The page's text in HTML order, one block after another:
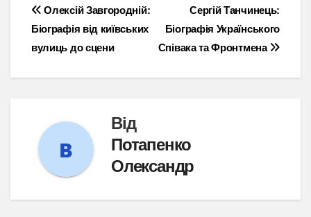
Навігація
записів
Сергій Танчинець:
Біографія Українського
Співака та Фронтмена
Олексій Завгородній:
Біографія від київських
вулиць до сцени
Від
Потапенко
Олександр